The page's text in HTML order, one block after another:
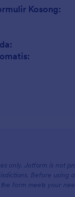
Kosong:
only. Jotform is not
Before using
form meets your